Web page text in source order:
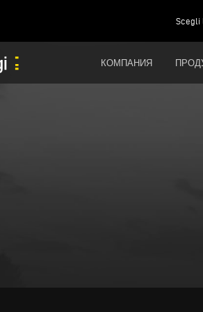
Scegli
КОМПАНИЯ